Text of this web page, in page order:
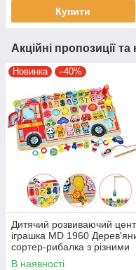
Купити
Акційні пропозиції
Новинка –40%
Дитячий розвиваючий
іграшка MD 1960
сортер-рибалка з різними
фігурками
В наявності